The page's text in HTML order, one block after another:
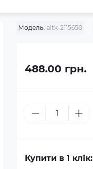
Модель: altk-2115650
488.00 грн.
Купити в 1 клік: